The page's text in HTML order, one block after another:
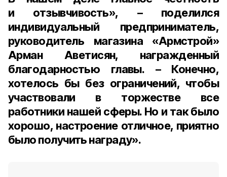
и отзывчивость», – поделился
индивидуальный предприниматель,
руководитель магазина «Армстрой»
Арман Аветисян, награжденный
благодарностью главы. – Конечно,
хотелось бы без ограничений, чтобы
участвовали в торжестве все
работники нашей сферы. Но и так было
хорошо, настроение отличное, приятно
было получить награду».